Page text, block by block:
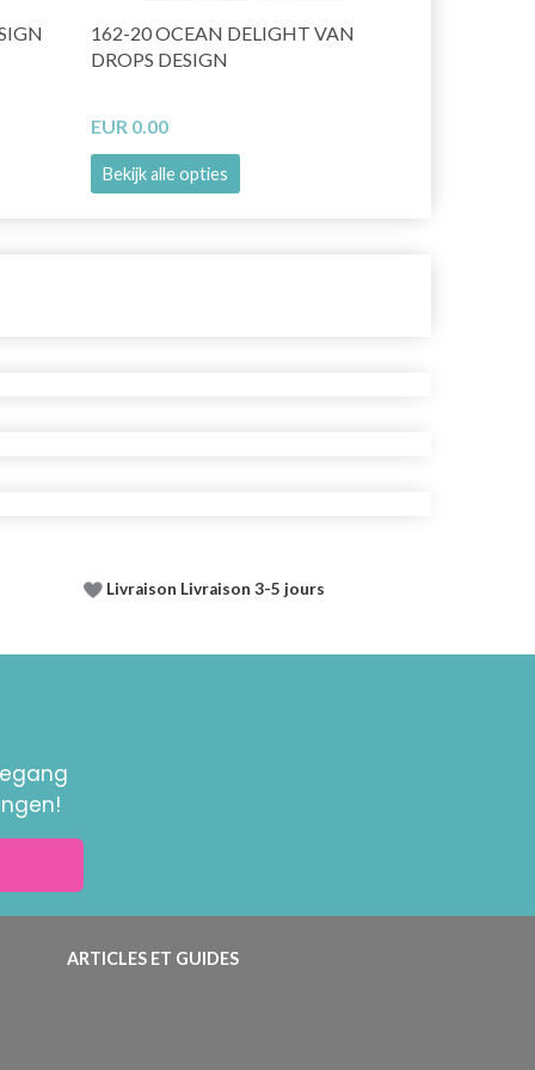
162-20 OCEAN DELIGHT VAN
DROPS DESIGN
EUR 0.00
Bekijk alle opties
Livraison Livraison 3-5 jours
ARTICLES ET GUIDES